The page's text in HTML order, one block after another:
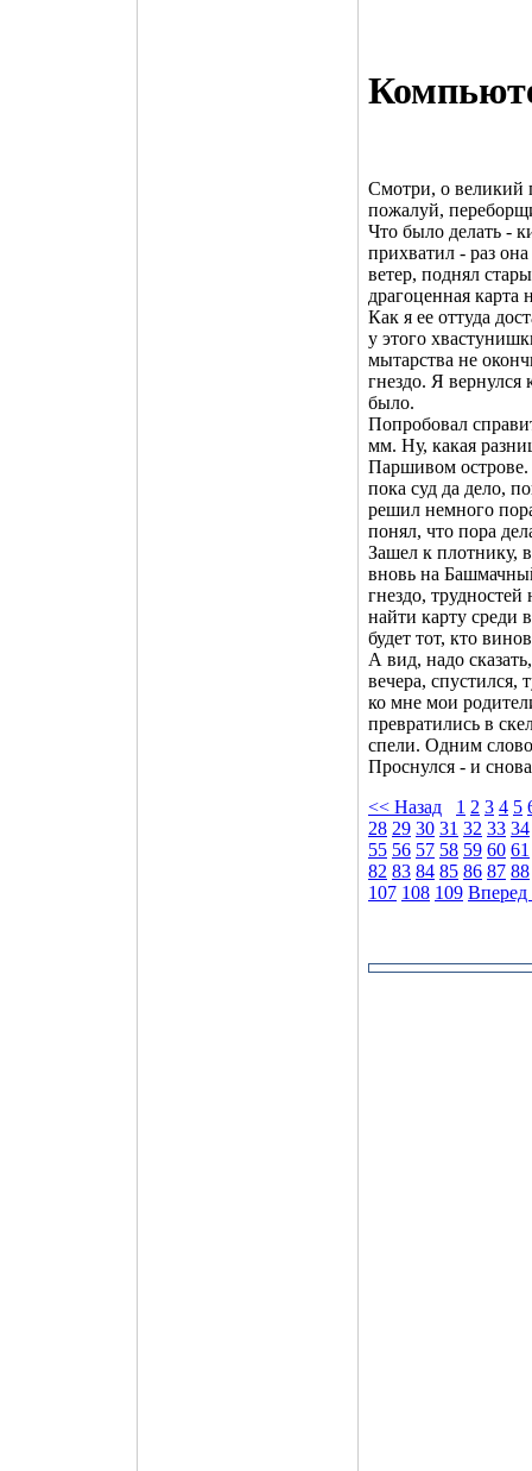
Смотри, о великий
пожалуй,
Что было делать -
прихватил - раз
ветер, поднял
драгоценная карта
Как я ее оттуда
у этого
мытарства не
гнездо. Я
было.
Попробовал
мм. Ну, какая
Паршивом острове.
пока суд да дело,
решил немного
понял, что пора
Зашел к плотнику,
вновь на
гнездо,
найти карту среди
будет тот, кто
А вид, надо
вечера,
ко мне мои
превратились в
спели. Одним
Проснулся - и
<< Назад
1 2 3 4 5
28 29 30 31 32 33 34
55 56 57 58 59 60 61
82 83 84 85 86 87 88
107 108 109 Вперед